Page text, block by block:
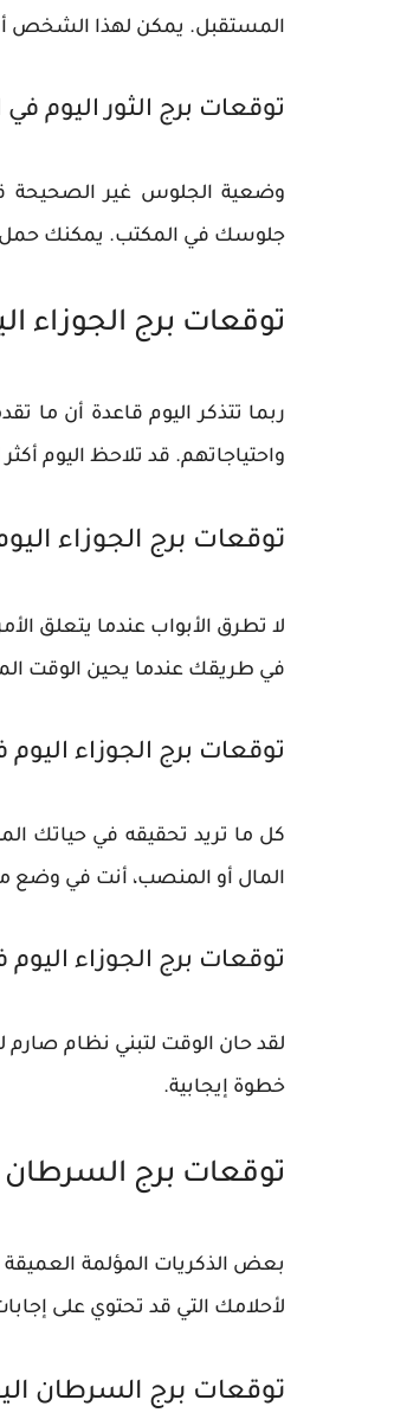
المستقبل. يمكن لهذا الشخص
توقعات برج الثور اليوم
وضعية الجلوس غير الصحيحة قد
جلوسك في المكتب. يمكنك حمل
توقعات برج الجوزاء
ربما تتذكر اليوم قاعدة أن ما
واحتياجاتهم. قد تلاحظ اليوم
توقعات برج الجوزاء
لا تطرق الأبواب عندما يتعلق
في طريقك عندما يحين الوقت
توقعات برج الجوزاء
كل ما تريد تحقيقه في حياتك
المال أو المنصب، أنت في وضع
توقعات برج الجوزاء
لقد حان الوقت لتبني نظام صارم
خطوة إيجابية.
توقعات برج السرطان
بعض الذكريات المؤلمة
لأحلامك التي قد تحتوي على
توقعات برج السرطان